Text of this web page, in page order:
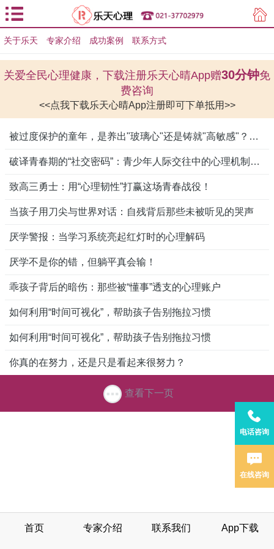
用户登录
关于乐天 专家介绍 成功案例 联系方式
关爱全民心理健康，下载注册乐天心晴App赠30分钟免
费咨询
<<点我下载乐天心晴App注册即可下单抵用>>
被过度保护的童年，是养出"玻璃心"还是铸就"高敏感"？真相比你想象更复杂
破译青春期的“社交密码”：青少年人际交往中的心理机制与成长突围
致高三勇士：用“心理韧性”打赢这场青春战役！
当孩子用刀尖与世界对话：自残背后那些未被听见的哭声
厌学警报：当学习系统亮起红灯时的心理解码
厌学不是你的错，但躺平真会输！
乖孩子背后的暗伤：那些被“懂事”透支的心理账户
如何利用“时间可视化”，帮助孩子告别拖拉习惯
如何利用“时间可视化”，帮助孩子告别拖拉习惯
你真的在努力，还是只是看起来很努力？
查看下一页
电话咨询
在线咨询
首页 专家介绍 联系我们 App下载